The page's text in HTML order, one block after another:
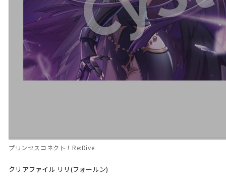
プリンセスコネクト！Re:Dive
クリアファイル リリ(フォールン)